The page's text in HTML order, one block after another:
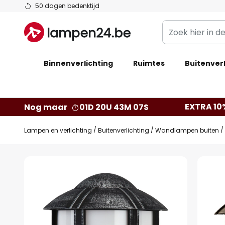
50 dagen bedenktijd
Ga
de
inhoud
Zoek
hier
de
Binnenverlichting Ruimtes
Nog maar 01D 20U 43M 07S EXTRA
Lampen en verlichting Buitenverlichting Wandlampen buiten